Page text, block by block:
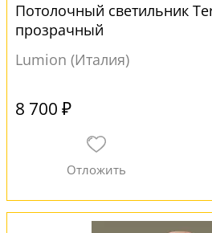
Потолочный светильник
прозрачный
Lumion (Италия)
8 700 ₽